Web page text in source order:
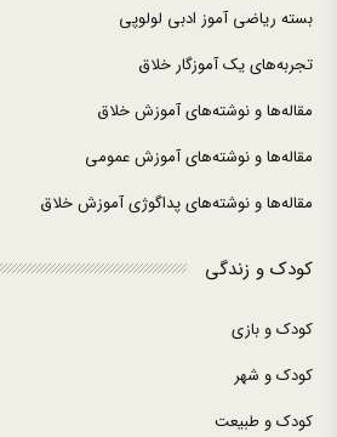
بسته ریاضی آموز ادبی لولوپی
تجربه‌های یک آموزگار خلاق
مقاله‌ها و نوشته‌های آموزش خلاق
مقاله‌ها و نوشته‌های آموزش عمومی
مقاله‌ها و نوشته‌های پداگوژی آموزش خلاق
کودک و زندگی
کودک و بازی
کودک و شهر
کودک و طبیعت